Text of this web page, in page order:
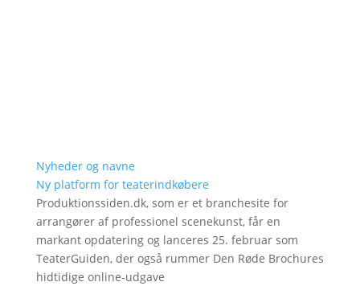
Nyheder og navne
Ny platform for teaterindkøbere
Produktionssiden.dk, som er et branchesite for
arrangører af professionel scenekunst, får en
markant opdatering og lanceres 25. februar som
TeaterGuiden, der også rummer Den Røde Brochures
hidtidige online-udgave